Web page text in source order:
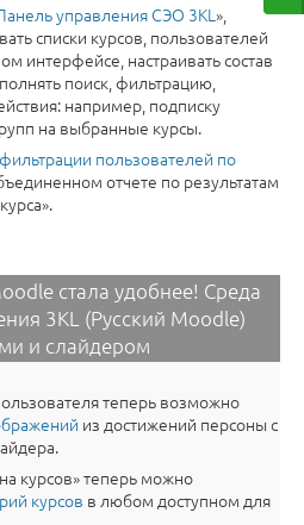
управления СЭО 3KL »,
списки курсов, пользователей
интерфейсе, настраивать состав
поиск, фильтрацию,
например, подписку
на выбранные курсы.
фильтрации пользователей по
отчете по результатам
3КL(Русский Moodle):
на 30% в новой
стала удобнее! Среда
3KL (Русский Moodle)
и слайдером
теперь возможно
из достижений персоны с
курсов» теперь можно
курсов в любом доступном для